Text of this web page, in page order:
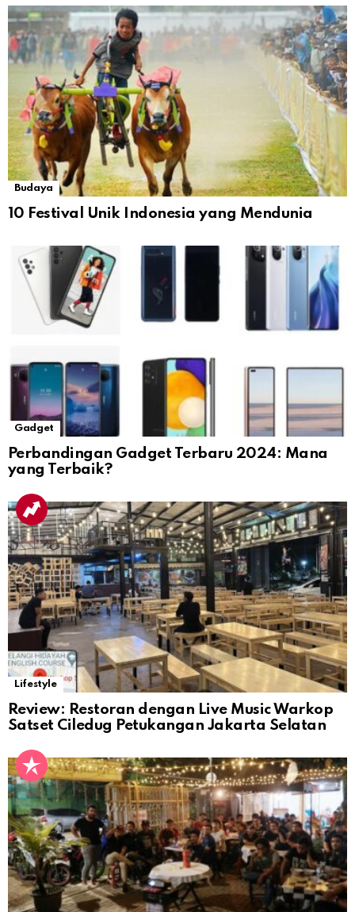
Budaya
10 Festival Unik Indonesia yang Mendunia
Gadget
Perbandingan Gadget Terbaru 2024: Mana
yang Terbaik?
Lifestyle
Review: Restoran dengan Live Music Warkop
Satset Ciledug Petukangan Jakarta Selatan